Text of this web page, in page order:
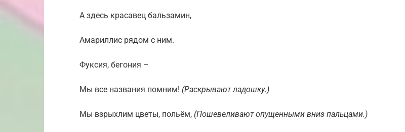
А здесь красавец бальзамин,
Амариллис рядом с ним.
Фуксия, бегония –
Мы все названия помним! (Раскрывают ладошку.)
Мы взрыхлим цветы, польём, (Пошевеливают опущенными вниз пальцами.)